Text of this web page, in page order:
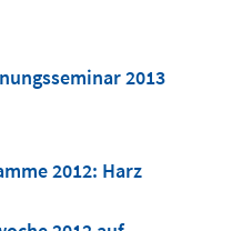
2013
2012: Harz